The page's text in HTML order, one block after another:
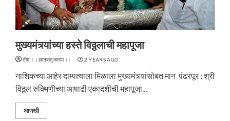
मुख्यमंत्र्यांच्या हस्ते विठ्ठलाची महापूजा
टीम ।।ज्ञानबातुकाराम।। 2 YEARS AGO
नाशिकच्या आहेर दाम्पत्याला मिळाला मुख्यमंत्र्यांसोबत मान पंढरपूर : श्री
विठ्ठल रुक्मिणीच्या आषाढी एकादशीची महापूजा...
आणखी